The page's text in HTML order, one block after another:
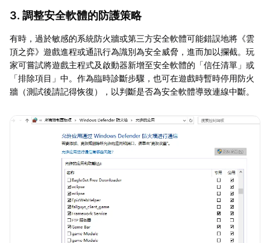
3. 調整安全軟體的防護策略
有時，過於敏感的系統防火牆或第三方安全軟體可能錯誤地將《雲
頂之弈》遊戲進程或通訊行為識別為安全威脅，進而加以攔截。玩
家可嘗試將遊戲主程式及啟動器新增至安全軟體的「信任清單」或
「排除項目」中。作為臨時診斷步驟，也可在遊戲時暫時停用防火
牆（測試後請記得恢復），以判斷是否為安全軟體導致連線中斷。